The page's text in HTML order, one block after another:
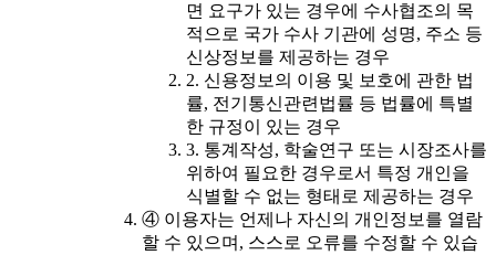
면 요구가 있는 경우에 수사협조의 목
적으로 국가 수사 기관에 성명, 주소 등
신상정보를 제공하는 경우
2. 신용정보의 이용 및 보호에 관한 법
률, 전기통신관련법률 등 법률에 특별
한 규정이 있는 경우
3. 통계작성, 학술연구 또는 시장조사를
위하여 필요한 경우로서 특정 개인을
식별할 수 없는 형태로 제공하는 경우
④ 이용자는 언제나 자신의 개인정보를 열람
할 수 있으며, 스스로 오류를 수정할 수 있습